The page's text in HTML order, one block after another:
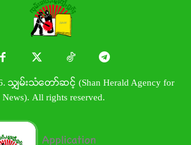
သျှမ်းသံတော်ဆင့် (Shan Herald Agency for
News). All rights reserved.